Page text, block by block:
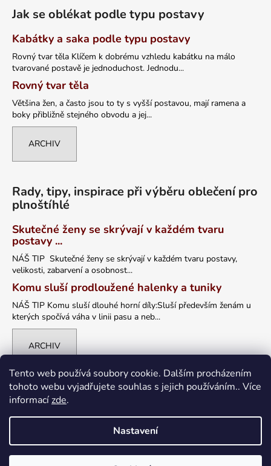
Tento web používá soubory cookie. Dalším procházením
tohoto webu vyjadřujete souhlas s jejich používáním.. Více
informacízde.
Nastavení
Jak se oblékat podle typu postavy
Kabátky a saka podle typu postavy
Rovný tvar těla Klíčem k dobrému vzhledu kabátku na málo
tvarované postavě je jednoduchost. Jednodu...
Rovný tvar těla
Většina žen, a často jsou to ty s vyšší postavou, mají ramena a
boky přibližně stejného obvodu a jej...
ARCHIV
Rady, tipy, inspirace při výběru oblečení pro
plnoštíhlé
Skutečné ženy se skrývají v každém tvaru
postavy ...
NÁŠ TIP Skutečné ženy se skrývají v každém tvaru postavy,
velikosti, zabarvení a osobnost...
Komu sluší prodloužené halenky a tuniky
NÁŠ TIP Komu sluší dlouhé horní díly:Sluší především ženám u
kterých spočívá váha v linii pasu a neb...
ARCHIV